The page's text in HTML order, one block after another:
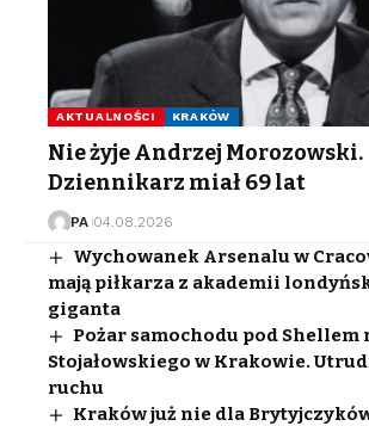
AKTUALNOŚCI KRAKÓW
Nie żyje Andrzej Morozowski.
Dziennikarz miał 69 lat
PA 04.08.2026
Wychowanek Arsenalu w
mają piłkarza z akademii
giganta
Pożar samochodu pod Shellem
Stojałowskiego w Krakowie.
ruchu
Kraków już nie dla